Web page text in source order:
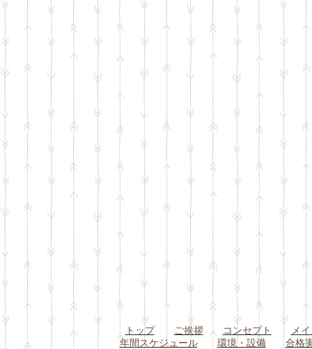
トップ ご挨拶 コンセプト
メ
年間スケジュール
環境・設備
合格